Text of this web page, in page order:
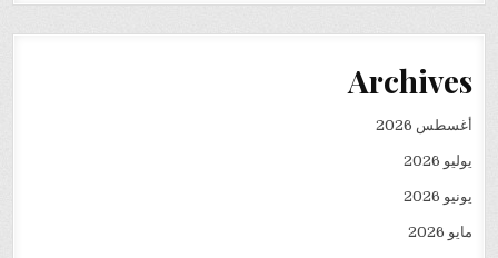
Archives
أغسطس 2026
يوليو 2026
يونيو 2026
مايو 2026